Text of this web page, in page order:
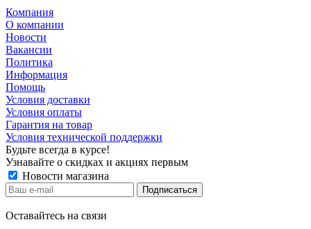
Компания
О компании
Новости
Вакансии
Политика
Информация
Помощь
Условия доставки
Условия оплаты
Гарантия на товар
Условия технической поддержки
Будьте всегда в курсе!
Узнавайте о скидках и акциях первым
Новости магазина
Оставайтесь на связи